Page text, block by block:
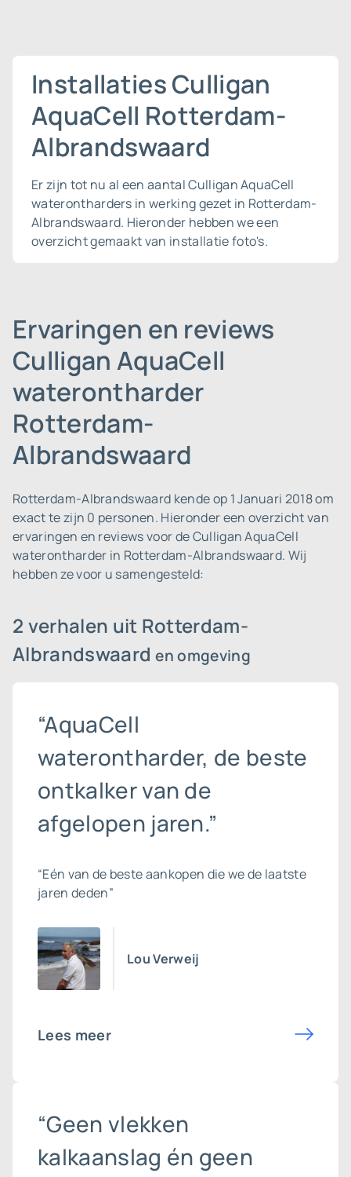
Installaties Culligan
AquaCell Rotterdam-
Albrandswaard
Er zijn tot nu al een aantal Culligan AquaCell
waterontharders in werking gezet in Rotterdam-
Albrandswaard. Hieronder hebben we een
overzicht gemaakt van installatie foto's.
Ervaringen en reviews
Culligan AquaCell
waterontharder
Rotterdam-
Albrandswaard
Rotterdam-Albrandswaard kende op 1 Januari 2018 om
exact te zijn 0 personen. Hieronder een overzicht van
ervaringen en reviews voor de Culligan AquaCell
waterontharder in Rotterdam-Albrandswaard. Wij
hebben ze voor u samengesteld:
2 verhalen uit Rotterdam-
Albrandswaarden omgeving
“AquaCell
waterontharder, de beste
ontkalker van de
afgelopen jaren.”
“Eén van de beste aankopen die we de laatste
jaren deden”
Lou Verweij
Lees meer
“Geen vlekken
kalkaanslag én geen